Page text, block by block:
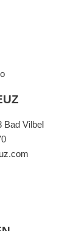
Bad Vilbel